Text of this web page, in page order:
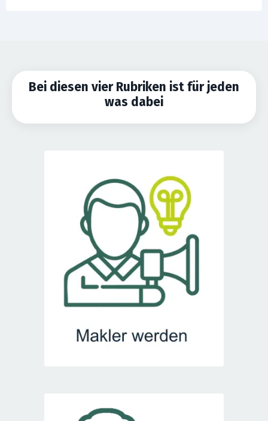
Bei diesen vier Rubriken ist für jeden
was dabei